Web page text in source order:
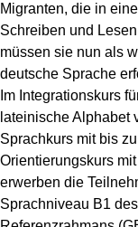
Migranten, die in
Schreiben und
müssen sie nun als
deutsche Sprache
Im Integrationskurs
lateinische Alphabet
Sprachkurs mit bis
Orientierungskurs
erwerben die
Sprachniveau B1